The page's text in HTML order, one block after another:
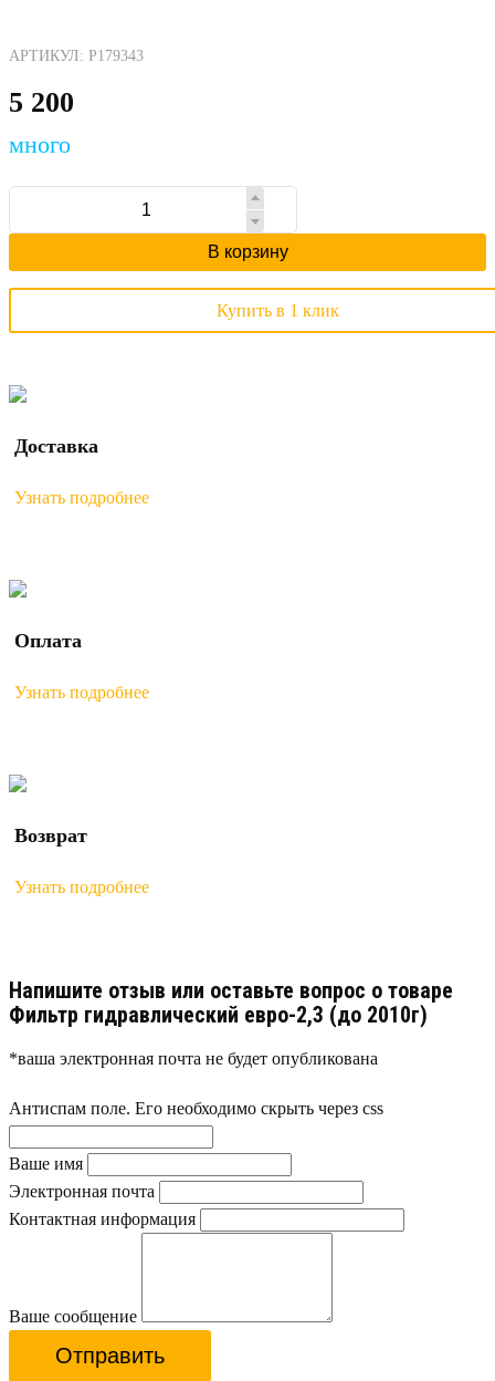
АРТИКУЛ: P179343
5 200
много
В корзину
Купить в 1 клик
Доставка
Узнать подробнее
Оплата
Узнать подробнее
Возврат
Узнать подробнее
Напишите отзыв или оставьте вопрос о товаре
Фильтр гидравлический евро-2,3 (до 2010г)
*ваша электронная почта не будет опубликована
Антиспам поле. Его необходимо скрыть через css
Ваше имя
Электронная почта
Контактная информация
Ваше сообщение
Отправить